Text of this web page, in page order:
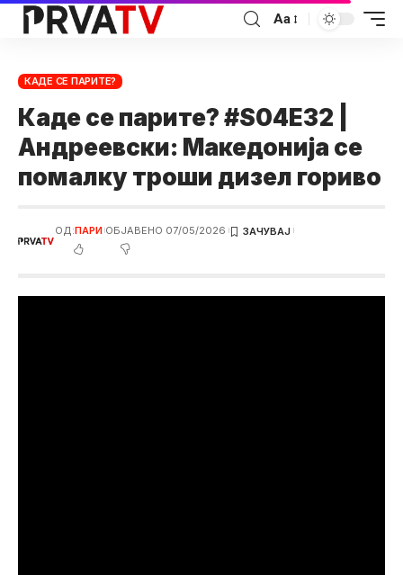
Аа
КАДЕ СЕ ПАРИТЕ?
Каде се парите? #S04E32 |
Андреевски: Македонија се
помалку троши дизел гориво
ОД:ПАРИ ОБЈАВЕНО 07/05/2026